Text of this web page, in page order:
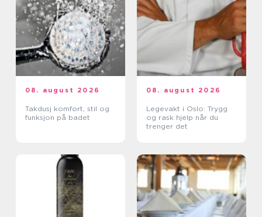
08. august 2026
Takdusj komfort, stil og
funksjon på badet
08. august 2026
Legevakt i Oslo: Trygg
og rask hjelp når du
trenger det